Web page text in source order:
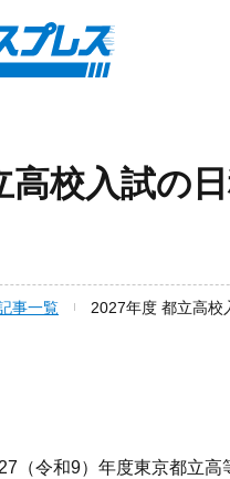
高校入試の
事一覧 2027年度 都立高校
（令和9）年度東京都立高